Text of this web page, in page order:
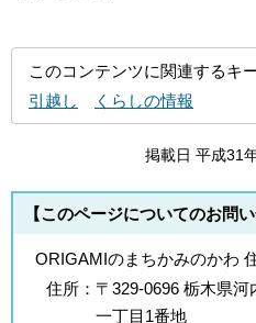
このコンテンツに関連するキ
引越し
くらしの情報
掲載日 平成31
【このページについてのお問い
ORIGAMIのまちかみのかわ
住所： 〒329-0696 栃木県
一丁目1番地